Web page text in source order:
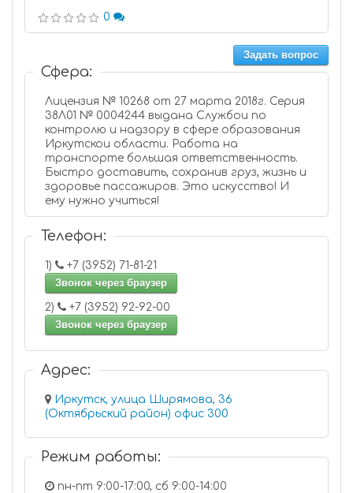
0
Задать вопрос
Сфера:
Лицензия № 10268 от 27 марта 2018г. Серия
38Л01 № 0004244 выдана Службои по
контролю и надзору в сфере образования
Иркутскои области. Работа на
транспорте большая ответственность.
Быстро доставить, сохранив груз, жизнь и
здоровье пассажиров. Это искусство! И
ему нужно учиться!
Телефон:
1)
+7 (3952) 71-81-21
Звонок через браузер
2)
+7 (3952) 92-92-00
Звонок через браузер
Адрес:
Иркутск, улица Ширямова, 36
(Октябрьский район) офис 300
Режим работы:
пн-пт 9:00-17:00, сб 9:00-14:00